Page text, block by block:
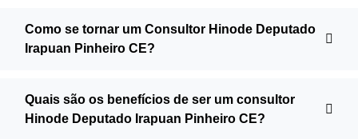
Como se tornar um Consultor Hinode Deputado
Irapuan Pinheiro CE?
Quais são os benefícios de ser um consultor
Hinode Deputado Irapuan Pinheiro CE?